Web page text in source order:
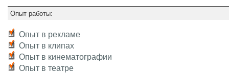
Опыт работы:
Опыт в рекламе
Опыт в клипах
Опыт в кинематографии
Опыт в театре